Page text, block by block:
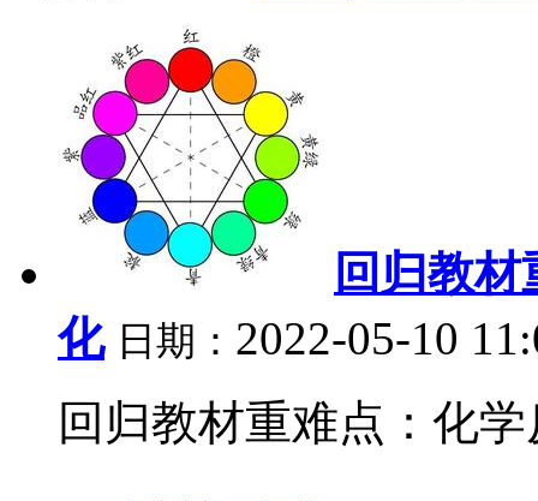
回归教
化 日期： 2022-05-10
回归教材重难点：化